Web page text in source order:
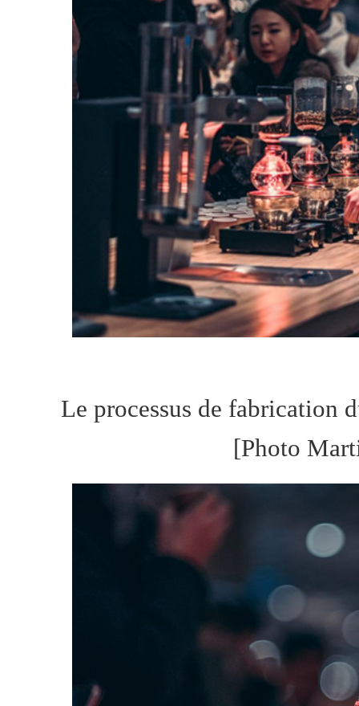
Le processus de fabrication
[Photo